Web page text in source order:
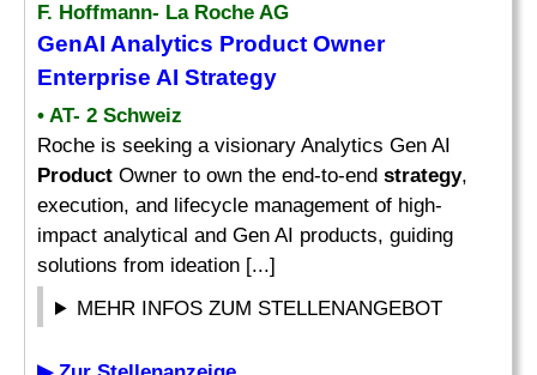
F. Hoffmann- La Roche AG
GenAI Analytics Product Owner
Enterprise AI Strategy
• AT- 2 Schweiz
Roche is seeking a visionary Analytics Gen AI
Product Owner to own the end-to-end strategy,
execution, and lifecycle management of high-
impact analytical and Gen AI products, guiding
solutions from ideation [...]
MEHR INFOS ZUM STELLENANGEBOT